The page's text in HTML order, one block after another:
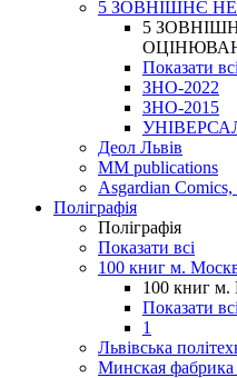
5 ЗОВНІШНЄ
5
Показати всі
ЗНО-2022
ЗНО-2015
Деол Львів
MM publications
Asgardian
Поліграфія
Поліграфія
Показати всі
100 книг м.
100 книг м.
Показати всі
1
Львівська
Минская фабрика